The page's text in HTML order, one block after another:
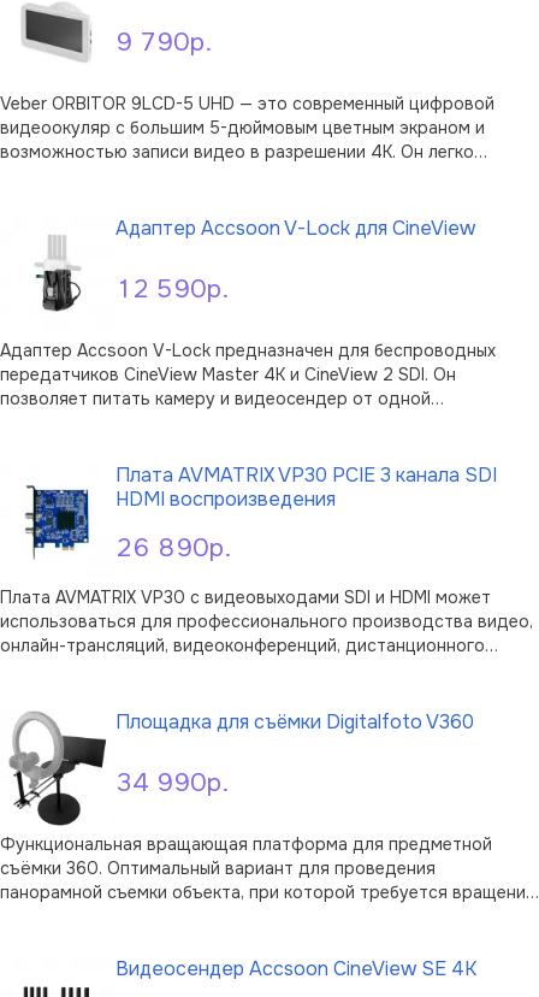
9 790р.
Veber ORBITOR 9LCD-5 UHD — это современный цифровой
видеоокуляр с большим 5-дюймовым цветным экраном и
возможностью записи видео в разрешении 4K. Он легко
изображение на экране, фотограф …
12 590р.
Адаптер Accsoon V-Lock для CineView
Адаптер Accsoon V-Lock предназначен для беспроводных
передатчиков CineView Master 4K и CineView 2 SDI. Он
позволяет питать камеру и видеосендер от одной
крепится через стандартную V-Lock …
26 890р.
Плата AVMATRIX VP30 PCIE 3 канала SDI
HDMI воспроизведения
Плата AVMATRIX VP30 с видеовыходами SDI и HDMI может
использоваться для профессионального производства видео,
онлайн-трансляций, видеоконференций, дистанционного
и HDMI для подключени …
34 990р.
Площадка для съёмки Digitalfoto V360
Функциональная вращающая платформа для предметной
съёмки 360. Оптимальный вариант для проведения
панорамной съемки объекта, при которой требуется вращение
Представленная конструкция способна выдер …
Видеосендер Accsoon CineView SE 4K